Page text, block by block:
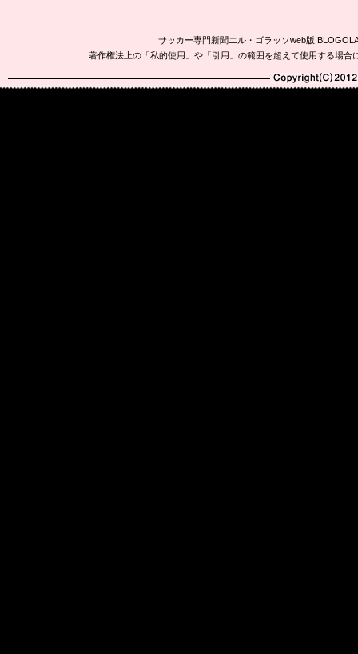
サッカー専門新聞エル・ゴラッソweb版
著作権法上の「私的使用」や「引用」の範囲を超えて使用する場
Copyright(C)2010-